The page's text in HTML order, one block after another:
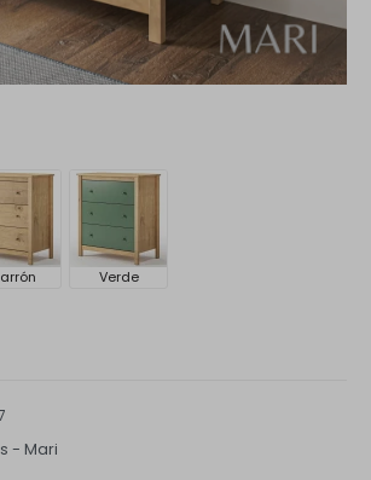
Verde
- Mari